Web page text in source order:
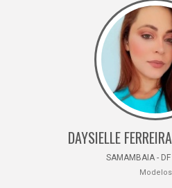
DAYSIELLE
SAMAMBAIA -
Modelos